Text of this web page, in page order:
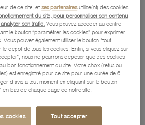
Bracelet Bronze En Plaqué Or Rose Et Oxydes De Zirconium
58,10 €
favorite_borderAjouter à vos favoris favorite_border
de ce site, etses partenairesutilise(nt) des cookies
du site, pour personnaliser son contenu
son trafic. Vous pouvez accéder au centre
le bouton “paramétrer les cookies” pour exprimer
Vous pouvez également utiliser le bouton "tout
dépôt de tous les cookies. Enfin, si vous cliquez sur
nous ne pourrons déposer que des cookies
bon fonctionnement du site. Votre choix (refus ou
est enregistré pour ce site pour une durée de 6
d'avis à tout moment en cliquant sur le bouton
en bas de chaque page de notre site.
cookies Tout accepter